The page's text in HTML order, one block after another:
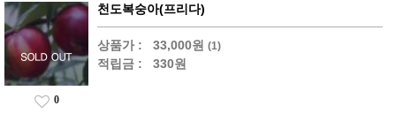
천도복숭아(프리다)
상품가 : 33,000원 (1)
적립금 : 330원
0